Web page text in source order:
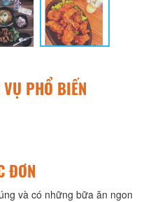
PHỔ BIẾN
ĐƠN
và có những bữa ăn ngon